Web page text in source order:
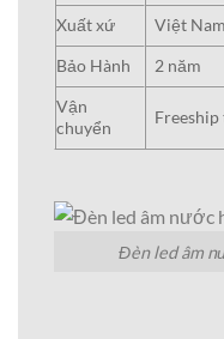
Xuất xứ
Việt Nam
Bảo Hành
2 năm
Vận
chuyển
Freeship
Đèn led âm